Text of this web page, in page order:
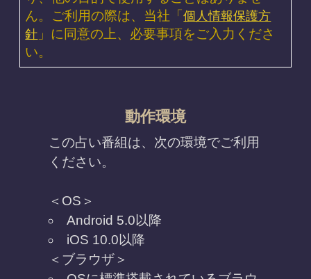
利用規約
特定商取引法に基づく表記
プライバシーポリシー
メルマガ配信解除
よくある質問